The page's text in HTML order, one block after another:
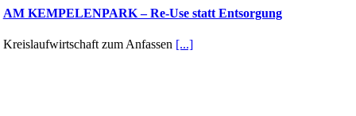
AM KEMPELENPARK – Re-Use statt Entsorgung
Kreislaufwirtschaft zum Anfassen [...]